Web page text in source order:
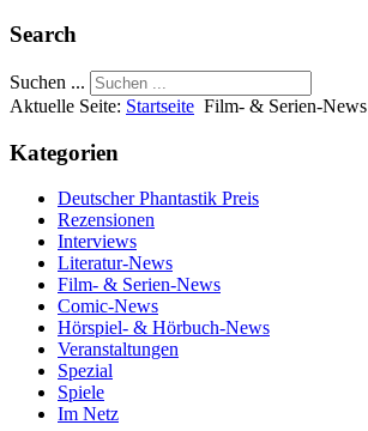
Search
Suchen ...
Aktuelle Seite: Startseite Film- & Serien-News
Kategorien
Deutscher Phantastik Preis
Rezensionen
Interviews
Literatur-News
Film- & Serien-News
Comic-News
Hörspiel- & Hörbuch-News
Veranstaltungen
Spezial
Spiele
Im Netz